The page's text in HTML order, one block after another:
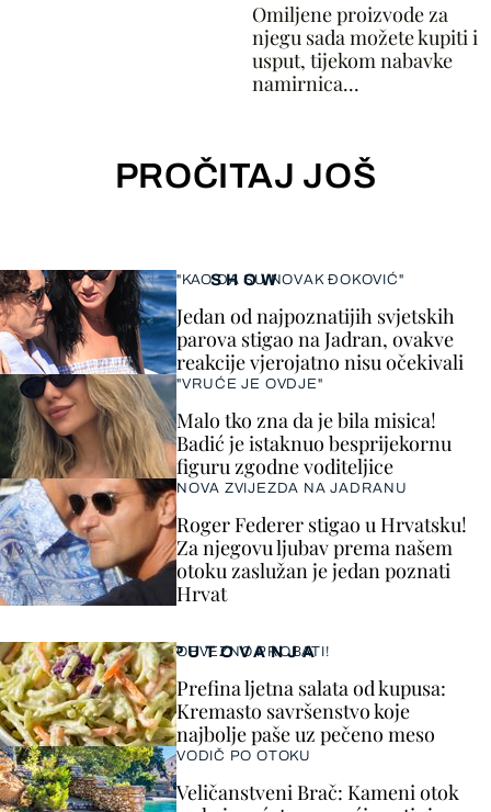
Omiljene proizvode za
njegu sada možete kupiti i
usput, tijekom nabavke
namirnica...
PROČITAJ JOŠ
SHOW
"KAO DA SU NOVAK ĐOKOVIĆ"
Jedan od najpoznatijih svjetskih
parova stigao na Jadran, ovakve
reakcije vjerojatno nisu očekivali
"VRUĆE JE OVDJE"
Malo tko zna da je bila misica!
Badić je istaknuo besprijekornu
figuru zgodne voditeljice
NOVA ZVIJEZDA NA JADRANU
Roger Federer stigao u Hrvatsku!
Za njegovu ljubav prema našem
otoku zaslužan je jedan poznati
Hrvat
PUTOVANJA
OBVEZNO PROBATI!
Prefina ljetna salata od kupusa:
Kremasto savršenstvo koje
najbolje paše uz pečeno meso
VODIČ PO OTOKU
Veličanstveni Brač: Kameni otok